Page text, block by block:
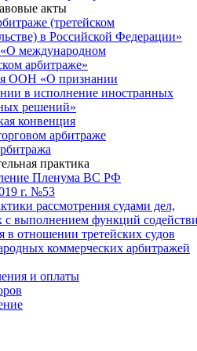
акты
(третейском
в Российской Федерации»
международном
арбитраже»
ООН «О признании
в исполнение иностранных
решений»
конвенция
арбитраже
практика
Пленума ВС РФ
г. №53
рассмотрения судами дел,
с выполнением функций
в отношении третейских судов
коммерческих арбитражей
и оплаты